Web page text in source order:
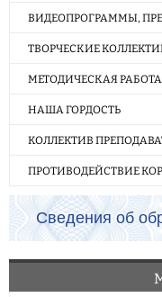
ВИДЕОПРОГРАММЫ,
ТВОРЧЕСКИЕ
МЕТОДИЧЕСКАЯ РАБОТА
НАША ГОРДОСТЬ
КОЛЛЕКТИВ
ПРОТИВОДЕЙСТВИЕ
Сведения об